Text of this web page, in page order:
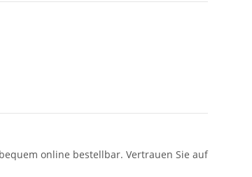
online bestellbar. Vertrauen Sie auf